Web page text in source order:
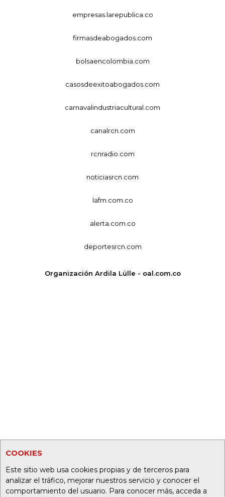
COOKIES
Este sitio web usa cookies propias y de terceros para
analizar el tráfico, mejorar nuestros servicio y conocer el
comportamiento del usuario. Para conocer más, acceda a
empresas.larepublica.co
firmasdeabogados.com
bolsaencolombia.com
casosdeexitoabogados.com
carnavalindustriacultural.com
canalrcn.com
rcnradio.com
noticiasrcn.com
lafm.com.co
alerta.com.co
deportesrcn.com
Organización Ardila Lülle - oal.com.co